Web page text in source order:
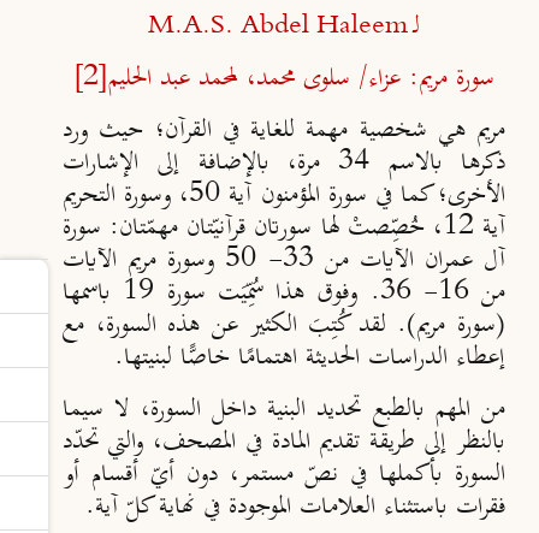
لـM.A.S. Abdel Haleem
سورة مريم: عزاء/ سلوى محمد، لمحمد عبد الحليم[2]
مريم هي شخصية مهمة للغاية في القرآن؛ حيث ورد
ذكرها بالاسم 34 مرة، بالإضافة إلى الإشارات
الأخرى؛ كما في سورة المؤمنون آية 50، وسورة التحريم
آية 12، خُصِّصتْ لها سورتان قرآنيّتان مهمّتان: سورة
آل عمران الآيات من 33- 50 وسورة مريم الآيات
من 16- 36. وفوق هذا سُمِّيَت سورة 19 باسمها
(سورة مريم). لقد كُتِبَ الكثير عن هذه السورة، مع
إعطاء الدراسات الحديثة اهتمامًا خاصًّا لبنيتها.
من المهم بالطبع تحديد البنية داخل السورة، لا سيما
بالنظر إلى طريقة تقديم المادة في المصحف، والتي تحدّد
السورة بأكملها في نصّ مستمر، دون أيّ أقسام أو
فقرات باستثناء العلامات الموجودة في نهاية كلّ آية.